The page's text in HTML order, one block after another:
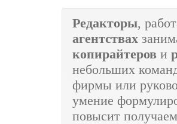
Редакторы,
агентствах
копирайтеров и
небольших
фирмы или
умение
повысит